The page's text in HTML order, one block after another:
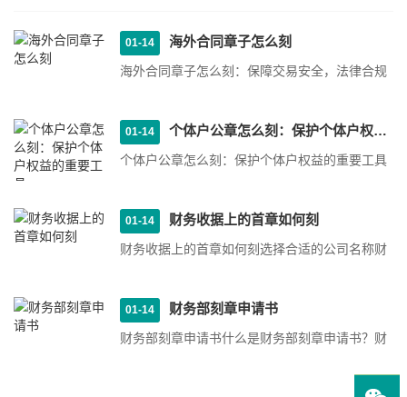
01-14 海外合同章子怎么刻
海外合同章子怎么刻：保障交易安全，法律合规
01-14 个体户公章怎么刻：保护个体户权益的重要工具
个体户公章怎么刻：保护个体户权益的重要工具
01-14 财务收据上的首章如何刻
财务收据上的首章如何刻选择合适的公司名称财
01-14 财务部刻章申请书
财务部刻章申请书什么是财务部刻章申请书？财